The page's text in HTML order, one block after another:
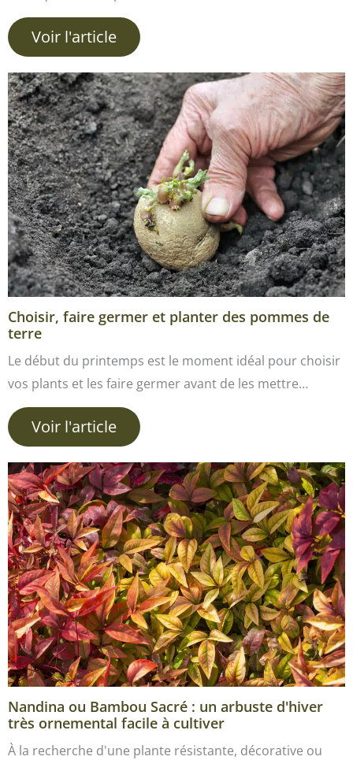
Voir l'article
Choisir, faire germer et planter des pommes de
terre
Le début du printemps est le moment idéal pour choisir
vos plants et les faire germer avant de les mettre…
Voir l'article
Nandina ou Bambou Sacré : un arbuste d'hiver
très ornemental facile à cultiver
À la recherche d'une plante résistante, décorative ou